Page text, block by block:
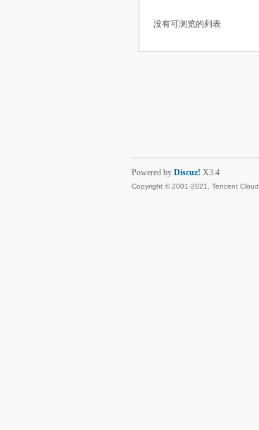
没有可浏览的列表
Powered by Discuz! X3.4
Copyright © 2001-2021, Tencent Cloud.